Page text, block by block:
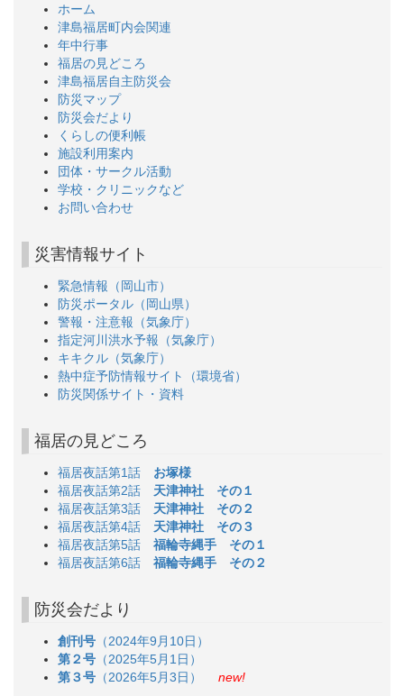
ホーム
津島福居町内会関連
年中行事
福居の見どころ
津島福居自主防災会
防災マップ
防災会だより
くらしの便利帳
施設利用案内
団体・サークル活動
学校・クリニックなど
お問い合わせ
災害情報サイト
緊急情報（岡山市）
防災ポータル（岡山県）
警報・注意報（気象庁）
指定河川洪水予報（気象庁）
キキクル（気象庁）
熱中症予防情報サイト（環境省）
防災関係サイト・資料
福居の見どころ
福居夜話第1話 お塚様
福居夜話第2話 天津神社 その１
福居夜話第3話 天津神社 その２
福居夜話第4話 天津神社 その３
福居夜話第5話福輪寺縄手 その１
福居夜話第6話福輪寺縄手 その２
防災会だより
創刊号 （2024年9月10日）
第２号 （2025年5月1日）
第３号 （2026年5月3日） new!